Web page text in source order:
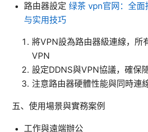
路由器設定 绿茶 vpn官网：全面
与实用技巧
將VPN設為路由器級連線，所
VPN
設定DDNS與VPN協議，確保
注意路由器硬體性能與同時連
五、使用場景與實務案例
工作與遠端辦公